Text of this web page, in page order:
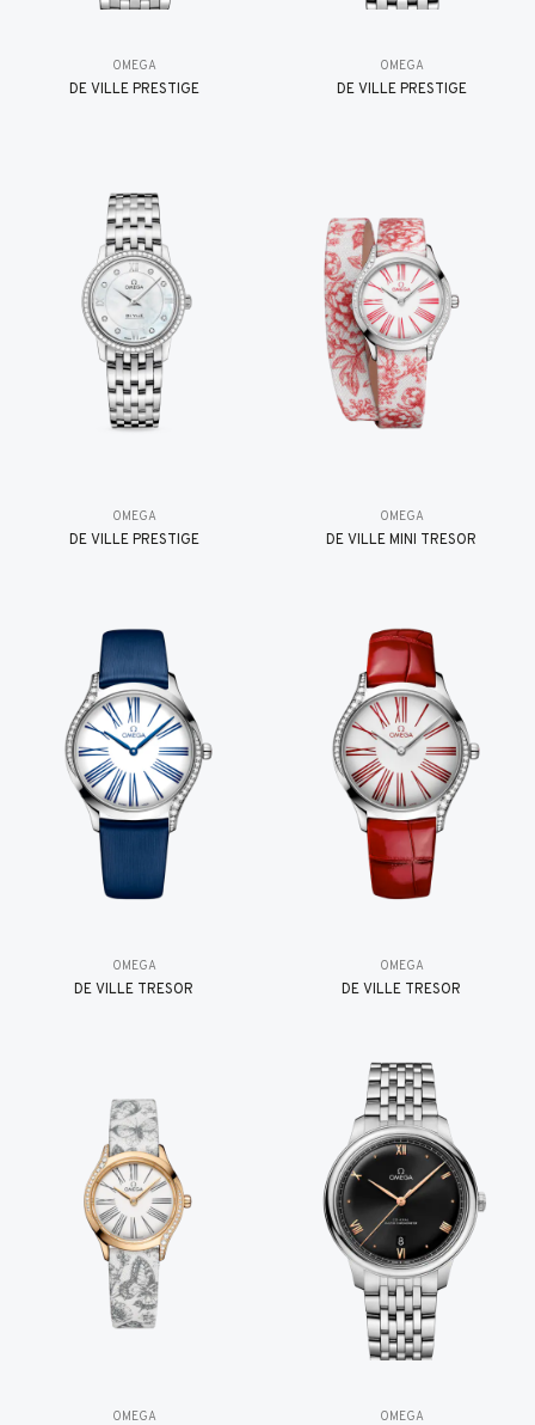
OMEGA
DE VILLE PRESTIGE
OMEGA
DE VILLE PRESTIGE
OMEGA
DE VILLE PRESTIGE
OMEGA
DE VILLE MINI TRÉSOR
OMEGA
DE VILLE TRESOR
OMEGA
DE VILLE TRESOR
OMEGA OMEGA